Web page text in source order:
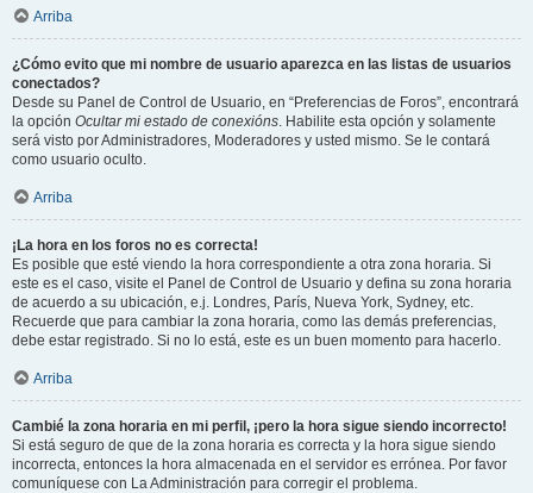
Arriba
¿Cómo evito que mi nombre de usuario aparezca en las listas de usuarios
conectados?
Desde su Panel de Control de Usuario, en “Preferencias de Foros”, encontrará
la opción Ocultar mi estado de conexións. Habilite esta opción y solamente
será visto por Administradores, Moderadores y usted mismo. Se le contará
como usuario oculto.
Arriba
¡La hora en los foros no es correcta!
Es posible que esté viendo la hora correspondiente a otra zona horaria. Si
este es el caso, visite el Panel de Control de Usuario y defina su zona horaria
de acuerdo a su ubicación, e.j. Londres, París, Nueva York, Sydney, etc.
Recuerde que para cambiar la zona horaria, como las demás preferencias,
debe estar registrado. Si no lo está, este es un buen momento para hacerlo.
Arriba
Cambié la zona horaria en mi perfil, ¡pero la hora sigue siendo incorrecto!
Si está seguro de que de la zona horaria es correcta y la hora sigue siendo
incorrecta, entonces la hora almacenada en el servidor es errónea. Por favor
comuníquese con La Administración para corregir el problema.